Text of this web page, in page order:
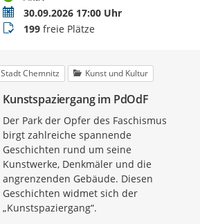
Termin30.09.2026 17:00 Uhr
Buchungsstatus
199freie Plätze
Stadt Chemnitz Kunst und Kultur
Kunstspaziergang im PdOdF
Der Park der Opfer des Faschismus
birgt zahlreiche spannende
Geschichten rund um seine
Kunstwerke, Denkmäler und die
angrenzenden Gebäude. Diesen
Geschichten widmet sich der
„Kunstspaziergang“.